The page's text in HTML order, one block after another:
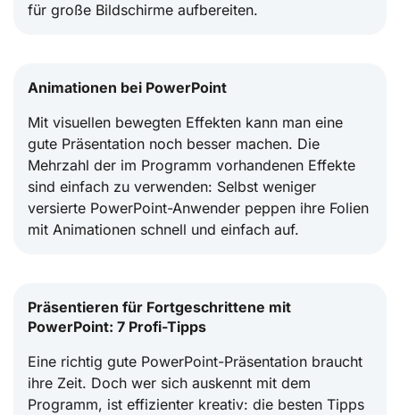
für große Bildschirme aufbereiten.
Animationen bei PowerPoint
Mit visuellen bewegten Effekten kann man eine
gute Präsentation noch besser machen. Die
Mehrzahl der im Programm vorhandenen Effekte
sind einfach zu verwenden: Selbst weniger
versierte PowerPoint-Anwender peppen ihre Folien
mit Animationen schnell und einfach auf.
Präsentieren für Fortgeschrittene mit
PowerPoint: 7 Profi-Tipps
Eine richtig gute PowerPoint-Präsentation braucht
ihre Zeit. Doch wer sich auskennt mit dem
Programm, ist effizienter kreativ: die besten Tipps